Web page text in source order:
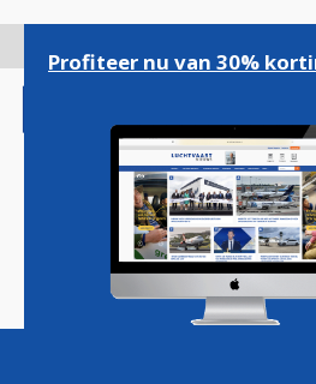
gaan
Magazine Podcasts
Profiteer nu van 30%